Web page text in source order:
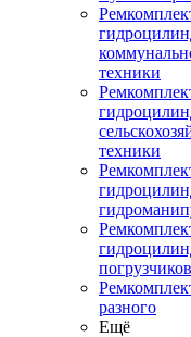
техники
техники
погрузчиков
разного
Ещё